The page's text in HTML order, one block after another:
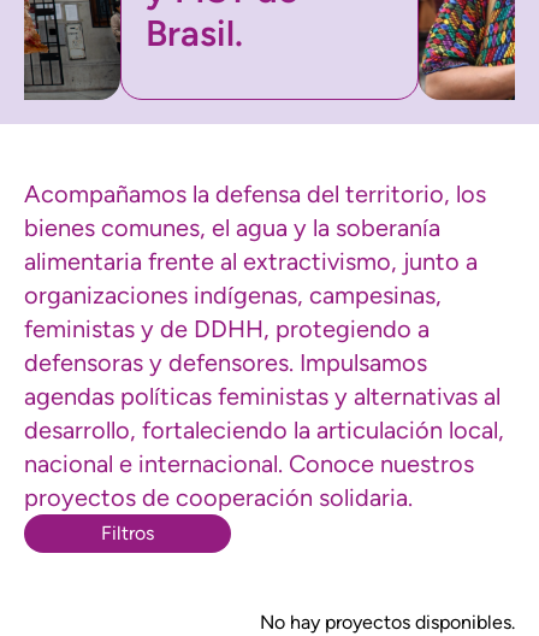
Brasil.
Acompañamos la defensa del territorio, los
bienes comunes, el agua y la soberanía
alimentaria frente al extractivismo, junto a
organizaciones indígenas, campesinas,
feministas y de DDHH, protegiendo a
defensoras y defensores. Impulsamos
agendas políticas feministas y alternativas al
desarrollo, fortaleciendo la articulación local,
nacional e internacional. Conoce nuestros
proyectos de cooperación solidaria.
Filtros
No hay proyectos disponibles.